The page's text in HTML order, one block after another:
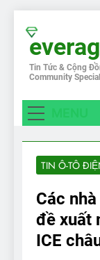
content
Tin Tức & Cộng
Community
TIN Ô-TÔ
Các
đề xuất
ICE